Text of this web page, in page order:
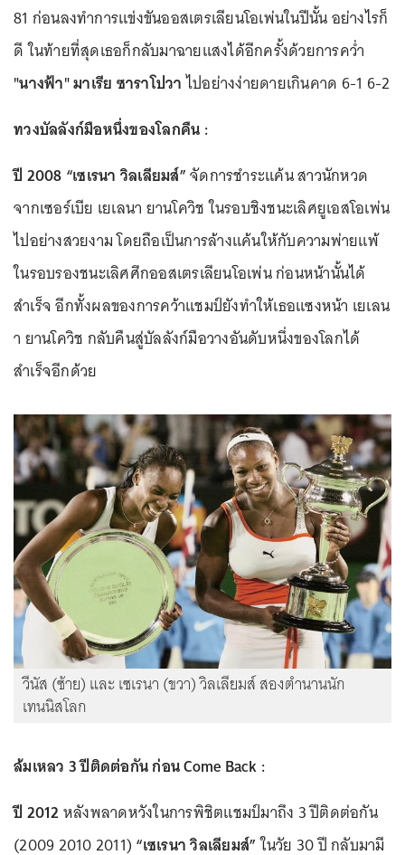
81 ก่อนลงทำการแข่งขันออสเตรเลียนโอเพ่นในปีนั้น อย่างไรก็
ดี ในท้ายที่สุดเธอก็กลับมาฉายแสงได้อีกครั้งด้วยการคว่ำ
"นางฟ้า" มาเรีย ซาราโปวาไปอย่างง่ายดายเกินคาด 6-1 6-2
ทวงบัลลังก์มือหนึ่งของโลกคืน :
ปี 2008 “เซเรนา วิลเลียมส์”จัดการชำระแค้น สาวนักหวด
จากเซอร์เบีย เยเลนา ยานโควิช ในรอบชิงชนะเลิศยูเอสโอเพ่น
ไปอย่างสวยงาม โดยถือเป็นการล้างแค้นให้กับความพ่ายแพ้
ในรอบรองชนะเลิศศึกออสเตรเลียนโอเพ่น ก่อนหน้านั้นได้
สำเร็จ อีกทั้งผลของการคว้าแชมป์ยังทำให้เธอแซงหน้า เยเลน
า ยานโควิช กลับคืนสู่บัลลังก์มือวางอันดับหนึ่งของโลกได้
สำเร็จอีกด้วย
วีนัส (ซ้าย) และ เซเรนา (ขวา) วิลเลียมส์ สองตำนานนัก
เทนนิสโลก
ล้มเหลว 3 ปีติดต่อกัน ก่อน Come Back :
ปี 2012 หลังพลาดหวังในการพิชิตแชมป์มาถึง 3 ปีติดต่อกัน
(2009 2010 2011) “เซเรนา วิลเลียมส์”ในวัย 30 ปี กลับมามี